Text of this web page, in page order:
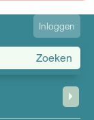
User
account
menu
Inloggen